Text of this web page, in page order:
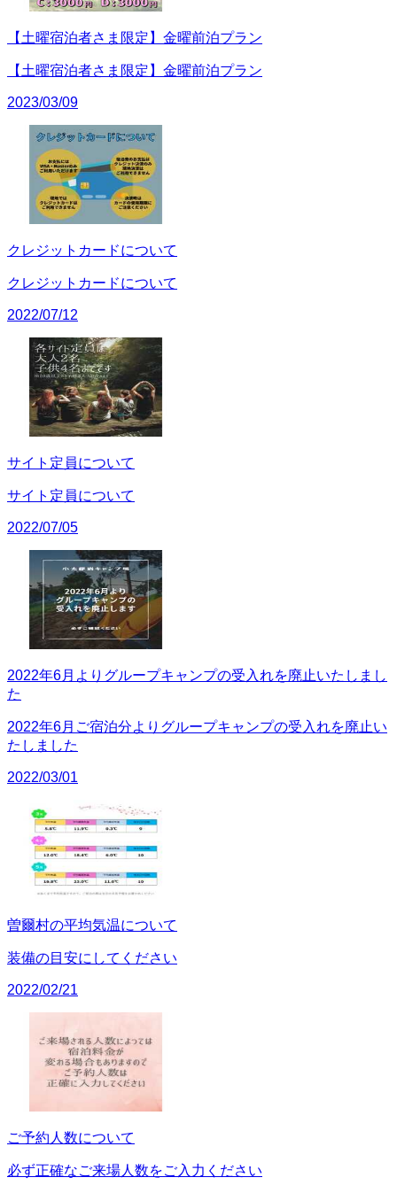
【土曜宿泊者さま限定】金曜前泊プラン
【土曜宿泊者さま限定】金曜前泊プラン
2023/03/09
クレジットカードについて
クレジットカードについて
2022/07/12
サイト定員について
サイト定員について
2022/07/05
2022年6月よりグループキャンプの受入れを廃止いたしまし
た
2022年6月ご宿泊分よりグループキャンプの受入れを廃止い
たしました
2022/03/01
曽爾村の平均気温について
装備の目安にしてください
2022/02/21
ご予約人数について
必ず正確なご来場人数をご入力ください